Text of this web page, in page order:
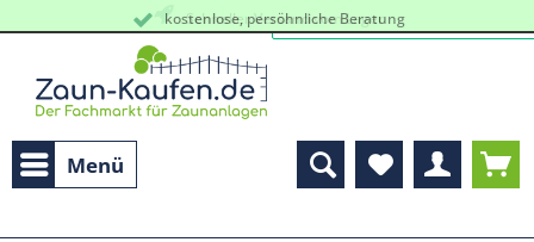
Schneller Versand vom Lager
kostenlose, persöhnliche Beratung
Menü